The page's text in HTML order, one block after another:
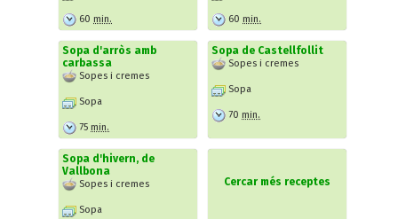
60 min. 60 min.
Sopa d'arròs amb
carbassa
Sopes i cremes
Sopa
75 min.
Sopa de Castellfollit
Sopes i cremes
Sopa
70 min.
Sopa d'hivern, de
Vallbona
Sopes i cremes
Sopa
Cercar més receptes